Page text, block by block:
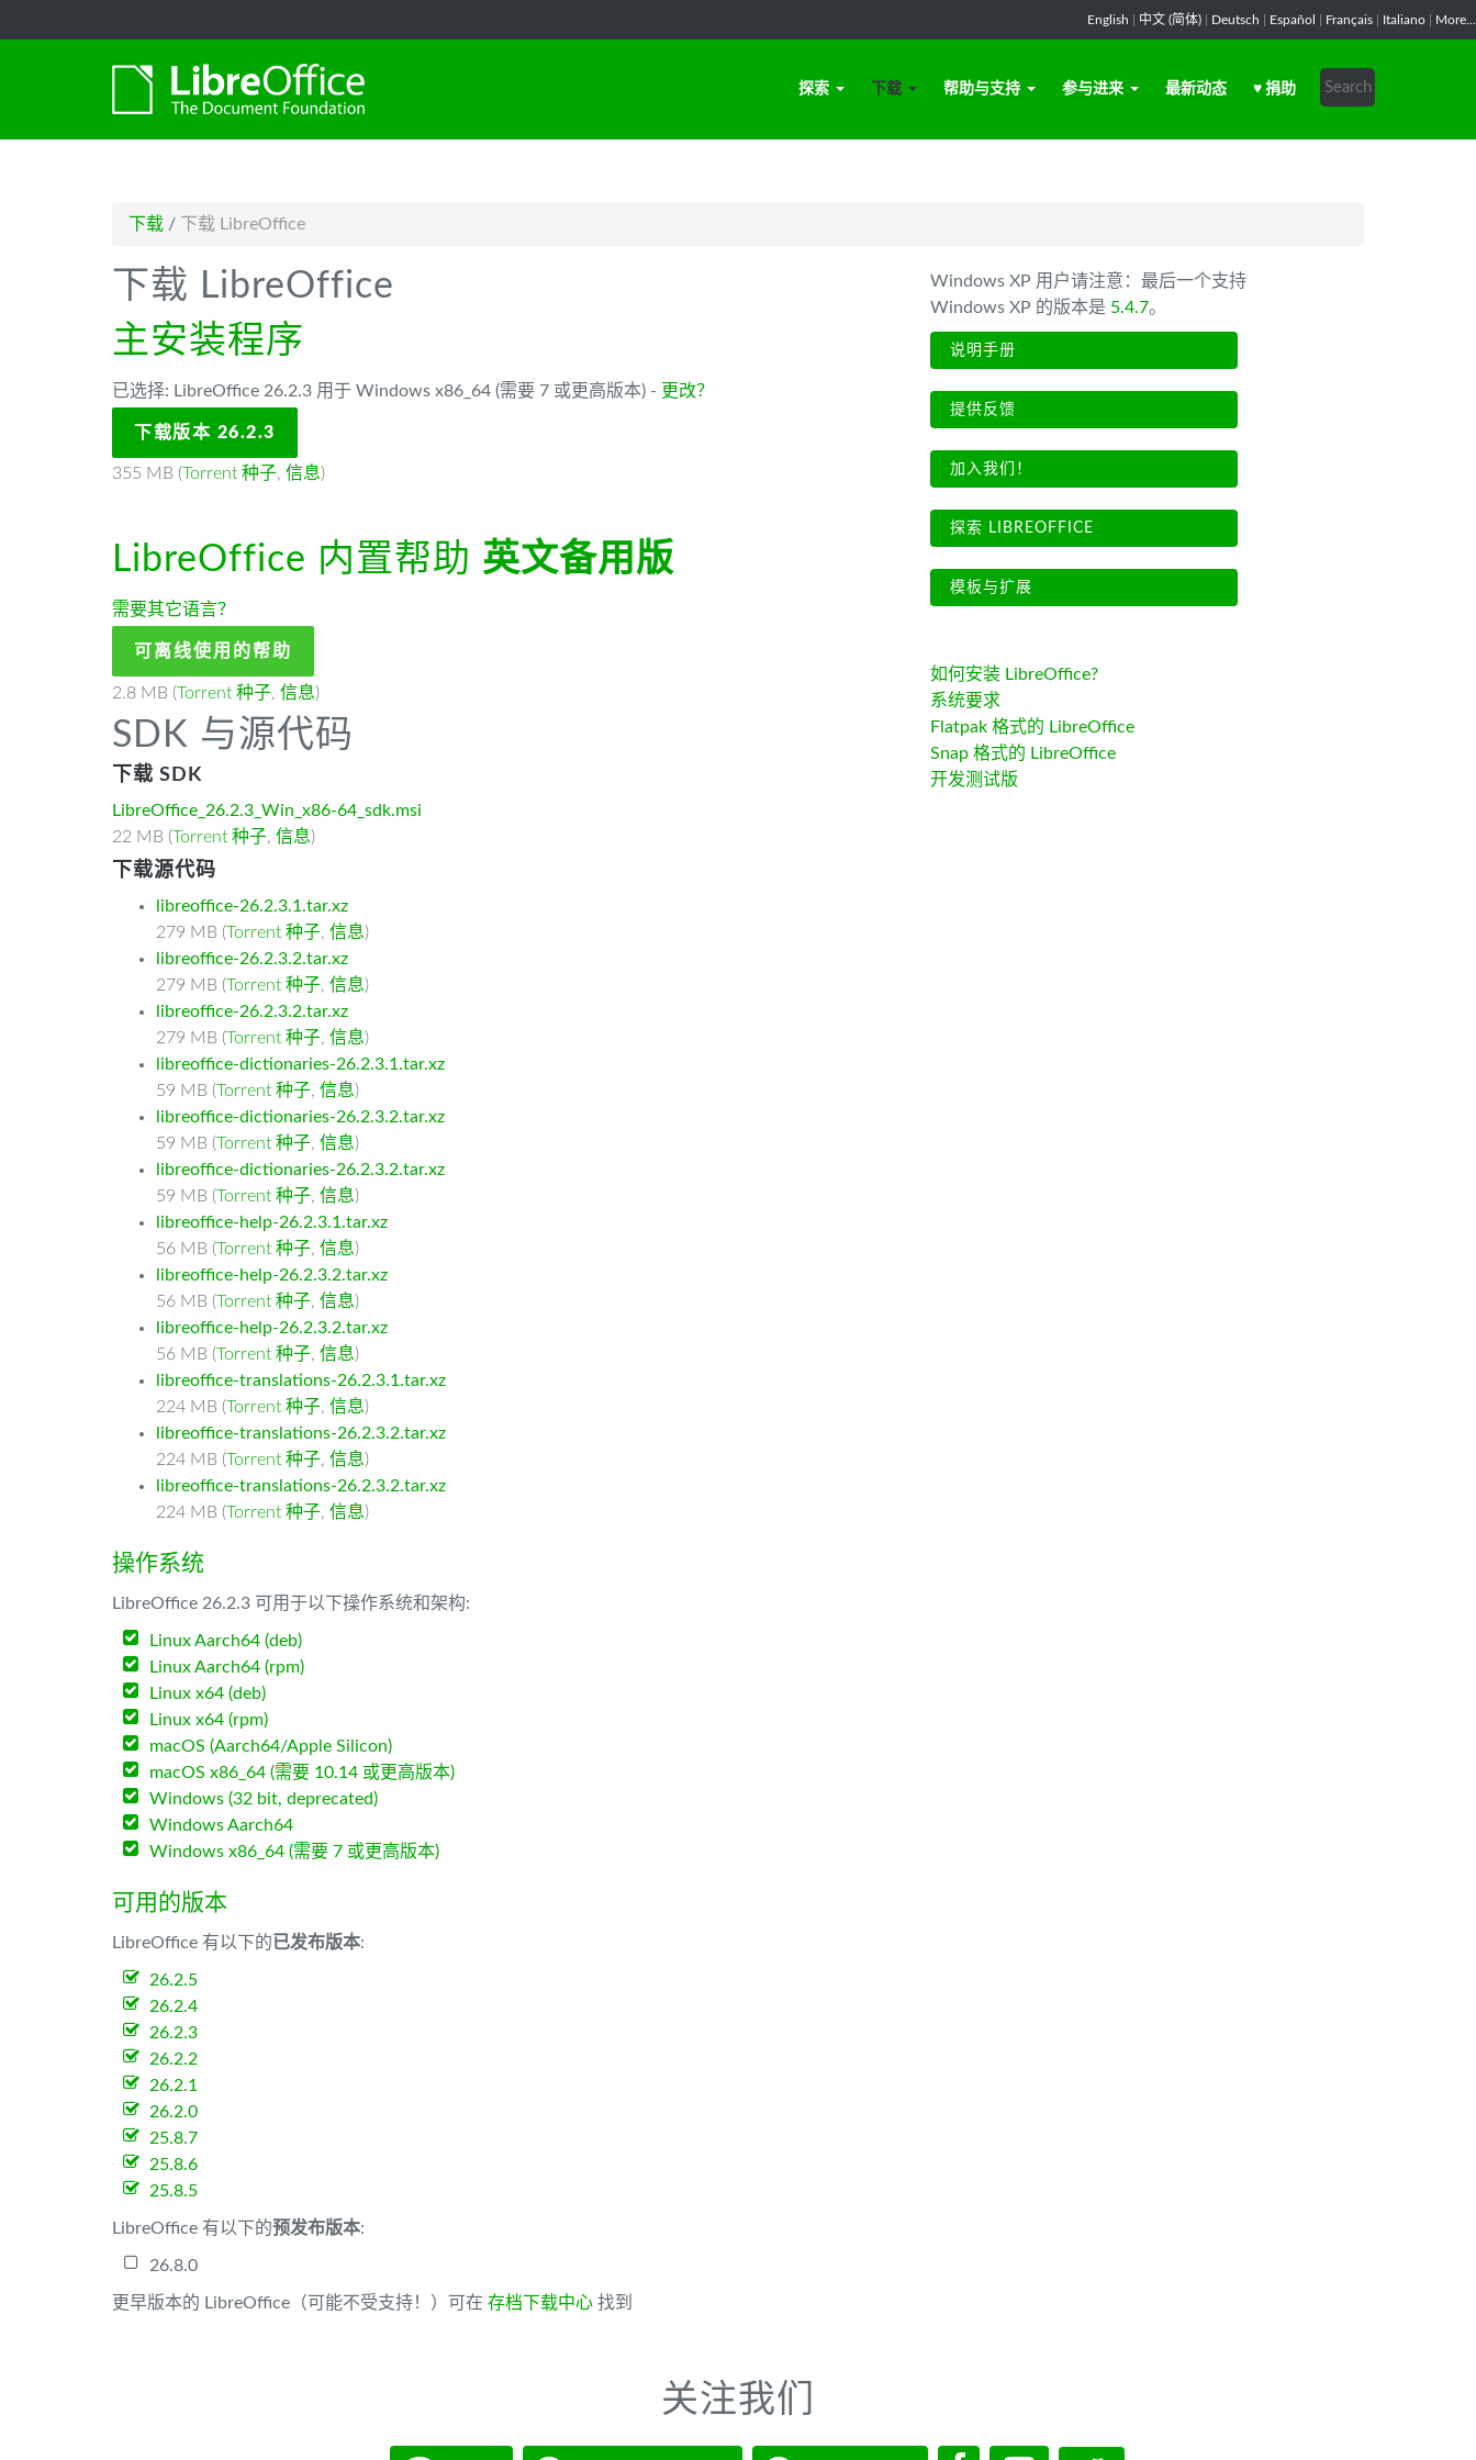
English 中文 (简体) Deutsch Español Français Italiano More...
探索 下载 帮助与支持 参与进来 最新动态 ♥ 捐助
下载 / 下载 LibreOffice
下载 LibreOffice
主安装程序
已选择: LibreOffice 26.2.3 用于 Windows x86_64 (需要 7 或更高版本) - 更改？
下载版本 26.2.3
355 MB (Torrent 种子, 信息)
LibreOffice 内置帮助 英文备用版
需要其它语言？
可离线使用的帮助
2.8 MB (Torrent 种子, 信息)
SDK 与源代码
下载 SDK
LibreOffice_26.2.3_Win_x86-64_sdk.msi
22 MB (Torrent 种子, 信息)
下载源代码
libreoffice-26.2.3.1.tar.xz
279 MB (Torrent 种子, 信息)
libreoffice-26.2.3.2.tar.xz
279 MB (Torrent 种子, 信息)
libreoffice-26.2.3.2.tar.xz
279 MB (Torrent 种子, 信息)
libreoffice-dictionaries-26.2.3.1.tar.xz
59 MB (Torrent 种子, 信息)
libreoffice-dictionaries-26.2.3.2.tar.xz
59 MB (Torrent 种子, 信息)
libreoffice-dictionaries-26.2.3.2.tar.xz
59 MB (Torrent 种子, 信息)
libreoffice-help-26.2.3.1.tar.xz
56 MB (Torrent 种子, 信息)
libreoffice-help-26.2.3.2.tar.xz
56 MB (Torrent 种子, 信息)
libreoffice-help-26.2.3.2.tar.xz
56 MB (Torrent 种子, 信息)
libreoffice-translations-26.2.3.1.tar.xz
224 MB (Torrent 种子, 信息)
libreoffice-translations-26.2.3.2.tar.xz
224 MB (Torrent 种子, 信息)
libreoffice-translations-26.2.3.2.tar.xz
224 MB (Torrent 种子, 信息)
操作系统
LibreOffice 26.2.3 可用于以下操作系统和架构:
Linux Aarch64 (deb)
Linux Aarch64 (rpm)
Linux x64 (deb)
Linux x64 (rpm)
macOS (Aarch64/Apple Silicon)
macOS x86_64 (需要 10.14 或更高版本)
Windows (32 bit, deprecated)
Windows Aarch64
Windows x86_64 (需要 7 或更高版本)
可用的版本
LibreOffice 有以下的已发布版本:
26.2.5
26.2.4
26.2.3
26.2.2
26.2.1
26.2.0
25.8.7
25.8.6
25.8.5
LibreOffice 有以下的预发布版本:
26.8.0
更早版本的 LibreOffice（可能不受支持！）可在 存档下载中心 找到
Windows XP 用户请注意：最后一个支持
Windows XP 的版本是 5.4.7。
说明手册
提供反馈
加入我们！
探索 LIBREOFFICE
模板与扩展
如何安装 LibreOffice?
系统要求
Flatpak 格式的 LibreOffice
Snap 格式的 LibreOffice
开发测试版
关注我们